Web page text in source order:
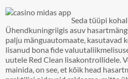
Seda tüüpi
Ühendkuningriigis asuv
palju mänguautomaate, kasutavad
lisanud bona fide
uutele Red Clean lisakontrollidele.
mainida, on see, et kõik head